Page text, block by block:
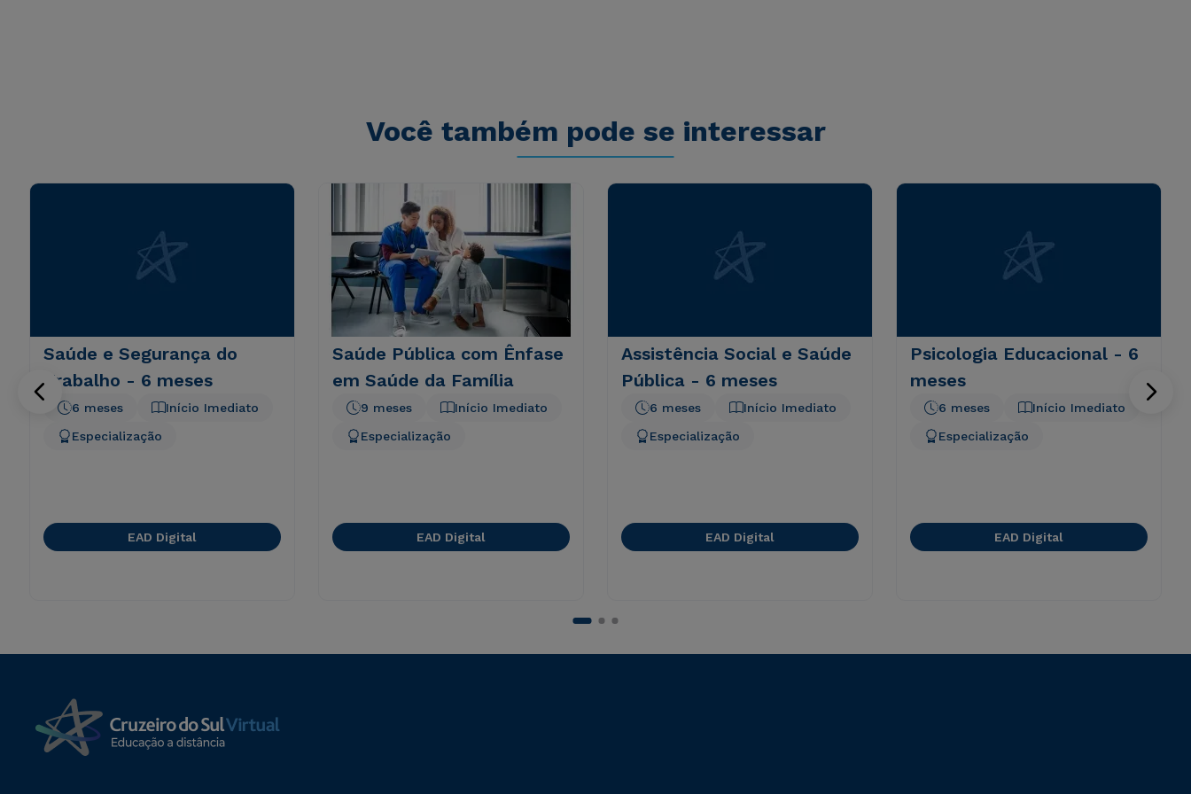
Você também pode se interessar
Saúde e Segurança do
Trabalho - 6 meses
Início Imediato
6 meses
Especialização
EAD Digital
Saúde Pública com Ênfase
em Saúde da Família
Início Imediato
9 meses
Especialização
EAD Digital
Assistência Social e Saúde
Pública - 6 meses
Início Imediato
6 meses
Especialização
EAD Digital
Psicologia Educacional - 6
meses
Início Imediato
6 meses
Especialização
EAD Digital